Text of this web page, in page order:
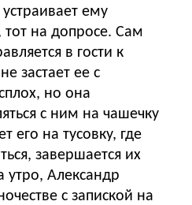
ему
тот на допросе. Сам
в гости к
застает ее с
но она
с ним на чашечку
его на тусовку, где
завершается их
утро, Александр
с запиской на